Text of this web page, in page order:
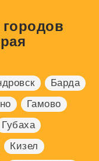
Барда
Гамово
Губаха
Кизел